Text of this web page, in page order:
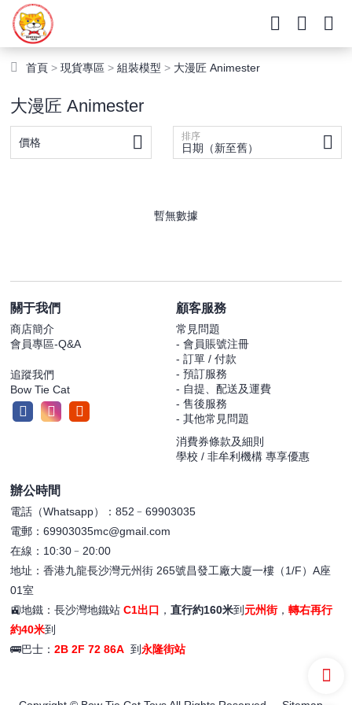
首頁 >現貨專區 >組裝模型 > 大漫匠 Animester
大漫匠 Animester
價格 排序
日期（新至舊）
暫無數據
關于我們
商店簡介
會員專區-Q&A
追蹤我們
Bow Tie Cat
顧客服務
常見問題
- 會員賬號注冊
- 訂單 / 付款
- 預訂服務
- 自提、配送及運費
- 售後服務
- 其他常見問題
消費券條款及細則
學校 / 非牟利機構 專享優惠
辦公時間
電話（Whatsapp）：852﹣69903035
電郵：69903035mc@gmail.com
在線：10:30﹣20:00
地址：香港九龍長沙灣元州街 265號昌發工廠大廈一樓（1/F）A座
01室
🚉地鐵：長沙灣地鐵站C1出口 ，直行約160米到 元州街，轉右再行
約40米到
🚌巴士：2B 2F 72 86A 到永隆街站